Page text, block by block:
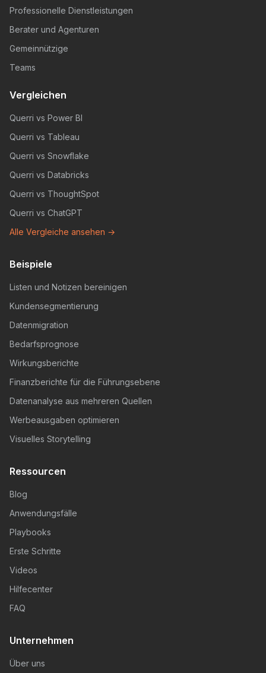
Professionelle Dienstleistungen
Berater und Agenturen
Gemeinnützige
Teams
Vergleichen
Querri vs Power BI
Querri vs Tableau
Querri vs Snowflake
Querri vs Databricks
Querri vs ThoughtSpot
Querri vs ChatGPT
Alle Vergleiche ansehen →
Beispiele
Listen und Notizen bereinigen
Kundensegmentierung
Datenmigration
Bedarfsprognose
Wirkungsberichte
Finanzberichte für die Führungsebene
Datenanalyse aus mehreren Quellen
Werbeausgaben optimieren
Visuelles Storytelling
Ressourcen
Blog
Anwendungsfälle
Playbooks
Erste Schritte
Videos
Hilfecenter
FAQ
Unternehmen
Über uns